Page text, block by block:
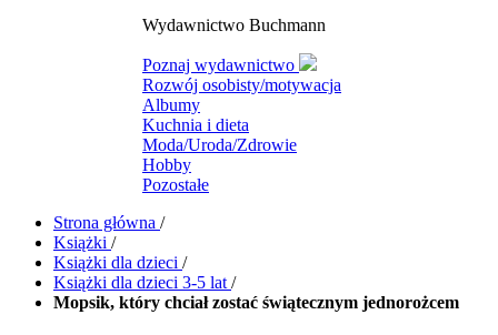
Wydawnictwo Buchmann
Poznaj wydawnictwo
Rozwój osobisty/motywacja
Albumy
Kuchnia i dieta
Moda/Uroda/Zdrowie
Hobby
Pozostałe
Strona główna /
Książki /
Książki dla dzieci /
Książki dla dzieci 3-5 lat /
Mopsik, który chciał zostać świątecznym jednorożcem